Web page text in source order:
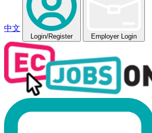
中文
Login/Register Employer Login